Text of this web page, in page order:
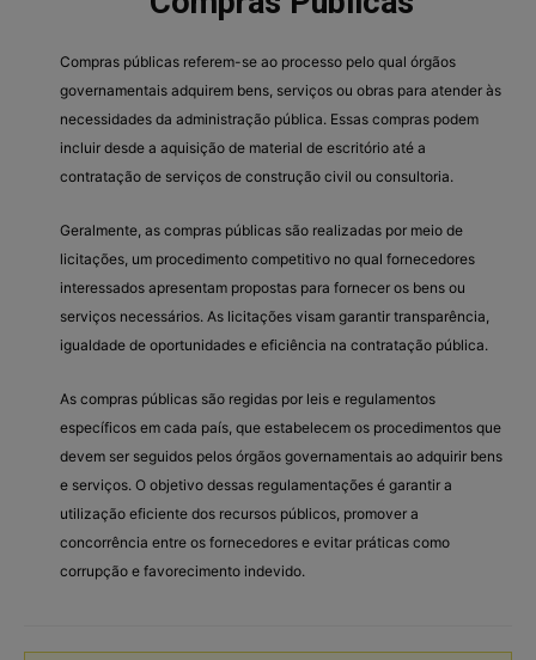
Compras públicas referem-se ao processo pelo qual órgãos
governamentais adquirem bens, serviços ou obras para atender às
necessidades da administração pública. Essas compras podem
incluir desde a aquisição de material de escritório até a
contratação de serviços de construção civil ou consultoria.
Geralmente, as compras públicas são realizadas por meio de
licitações, um procedimento competitivo no qual fornecedores
interessados apresentam propostas para fornecer os bens ou
serviços necessários. As licitações visam garantir transparência,
igualdade de oportunidades e eficiência na contratação pública.
As compras públicas são regidas por leis e regulamentos
específicos em cada país, que estabelecem os procedimentos que
devem ser seguidos pelos órgãos governamentais ao adquirir bens
e serviços. O objetivo dessas regulamentações é garantir a
utilização eficiente dos recursos públicos, promover a
concorrência entre os fornecedores e evitar práticas como
corrupção e favorecimento indevido.